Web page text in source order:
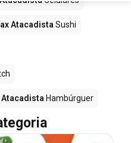
Atacadista Sushi
Atacadista Hambúrguer